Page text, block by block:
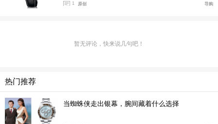
表壳厚度:14.5毫米
机芯类型:自动机械
机芯型号:69385
表壳材质:精钢
1 原创 导购
暂无评论，快来说几句吧！
热门推荐
当蜘蛛侠走出银幕，腕间藏着什么选择